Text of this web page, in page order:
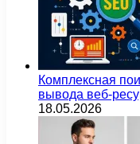
Комплексная
вывода веб-
18.05.2026